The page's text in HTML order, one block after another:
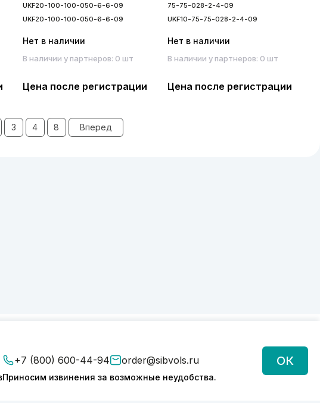
UKF20-100-100-050-6-6-09
UKF20-100-100-050-6-6-09
Нет в наличии
В наличии у партнеров: 0 шт
Цена после регистрации
75-75-028-2-4-09
UKF10-75-75-028-2-4-09
Нет в наличии
В наличии у партнеров: 0 шт
Цена после регистрации
3 4 8 Вперед
+7 (800) 600-44-94 order@sibvols.ru
Приносим извинения за возможные неудобства.
ОК
Подписаться